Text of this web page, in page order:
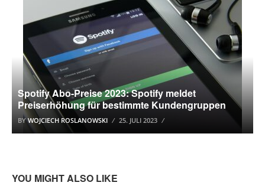
Spotify Abo-Preise 2023: Spotify meldet
Preiserhöhung für bestimmte Kundengruppen
BYWOJCIECH ROSLANOWSKI 25. JULI 2023
YOU MIGHT ALSO LIKE